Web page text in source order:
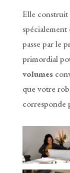
Elle construit
spécialement
passe par le
primordial
volumes
que votre
corresponde